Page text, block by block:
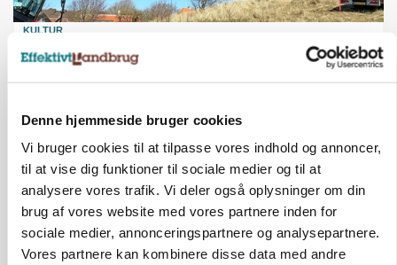
Denne hjemmeside bruger cookies
Vi bruger cookies til at tilpasse vores indhold og annoncer,
til at vise dig funktioner til sociale medier og til at
analysere vores trafik. Vi deler også oplysninger om din
brug af vores website med vores partnere inden for
sociale medier, annonceringspartnere og analysepartnere.
Vores partnere kan kombinere disse data med andre
KULTUR
Største Manitou fik gammel vindmølle til at
snurre igen